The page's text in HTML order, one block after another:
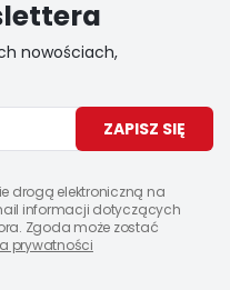
nowościach,
ZAPISZ SIĘ
drogą elektroniczną na
informacji dotyczących
Zgoda może zostać
prywatności